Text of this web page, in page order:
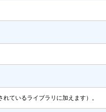
ているライブラリに加えます）。